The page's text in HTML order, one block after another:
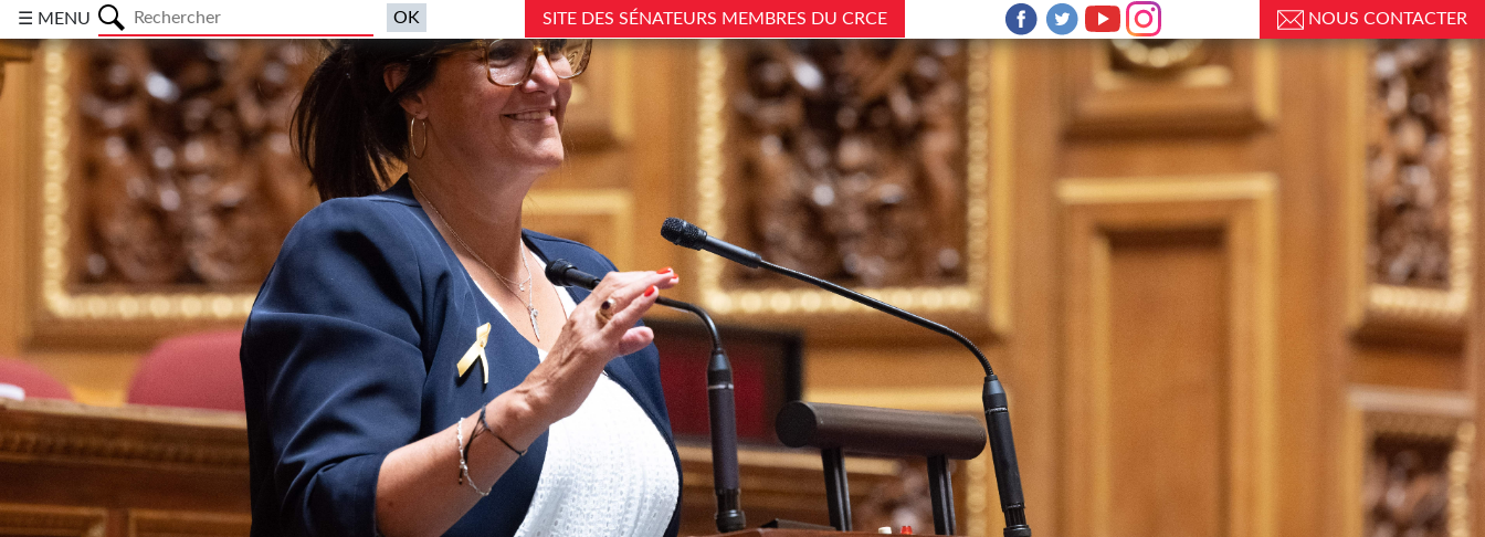
☰ MENU SITE DES SÉNATEURS MEMBRES DU CRCE NOUS CONTACTER